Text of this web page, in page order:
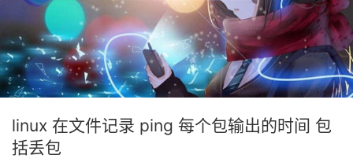
linux 在文件记录 ping 每个包输出的时间 包
括丢包